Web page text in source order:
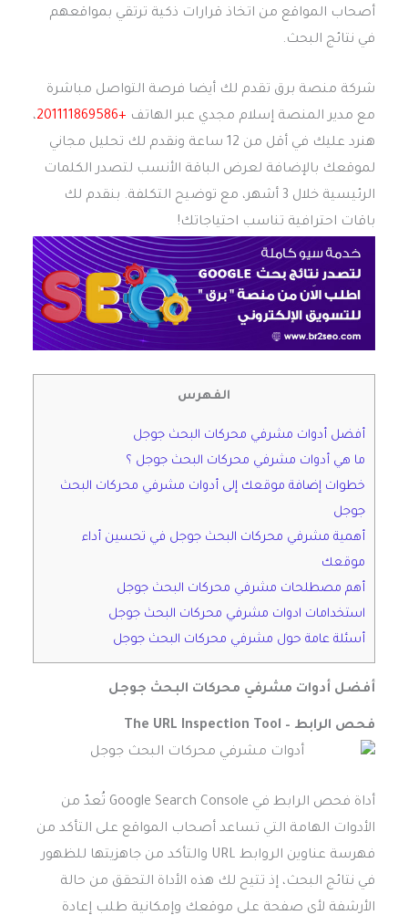
أصحاب المواقع من اتخاذ قرارات ذكية ترتقي بمواقعهم
في نتائج البحث.
شركة منصة برق تقدم لك أيضا فرصة التواصل مباشرة
مع مدير المنصة إسلام مجدي عبر الهاتف +201111869586
،
هنرد عليك في أقل من 12 ساعة ونقدم لك تحليل مجاني
لموقعك بالإضافة لعرض الباقة الأنسب لتصدر الكلمات
الرئيسية خلال 3 أشهر، مع توضيح التكلفة. بنقدم لك
باقات احترافية تناسب احتياجاتك!
الفهرس
أفضل أدوات مشرفي محركات البحث جوجل
ما هي أدوات مشرفي محركات البحث جوجل ؟
خطوات إضافة موقعك إلى أدوات مشرفي محركات البحث
جوجل
أهمية مشرفي محركات البحث جوجل في تحسين أداء
موقعك
أهم مصطلحات مشرفي محركات البحث جوجل
استخدامات ادوات مشرفي محركات البحث جوجل
أسئلة عامة حول مشرفي محركات البحث جوجل
أفضل أدوات مشرفي محركات البحث جوجل
فحص الرابط – The URL Inspection Tool
أداة فحص الرابط في Google Search Console تُعدّ من
الأدوات الهامة التي تساعد أصحاب المواقع على التأكد من
فهرسة عناوين الروابط URL والتأكد من جاهزيتها للظهور
في نتائج البحث، إذ تتيح لك هذه الأداة التحقق من حالة
الأرشفة لأي صفحة على موقعك وإمكانية طلب إعادة